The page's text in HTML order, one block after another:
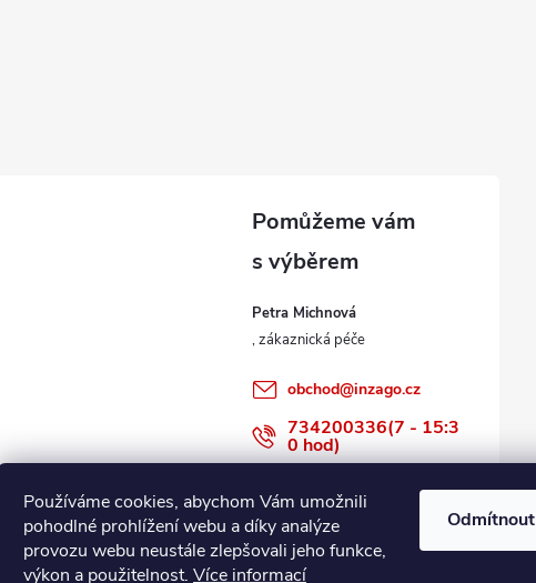
Používáme cookies, abychom Vám umožnili
pohodlné prohlížení webu a díky analýze
provozu webu neustále zlepšovali jeho funkce,
výkon a použitelnost. Více informací
Odmítnout
Petra Michnová
obchod@inzago.cz
734200336(7 - 15:3
0 hod)